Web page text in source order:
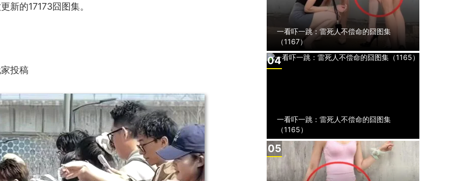
新的17173囧图集。
投稿
一看吓一跳：雷死人不偿命的囧图集
（1167）
4
一看吓一跳：雷死人不偿命的囧图集
（1165）
5